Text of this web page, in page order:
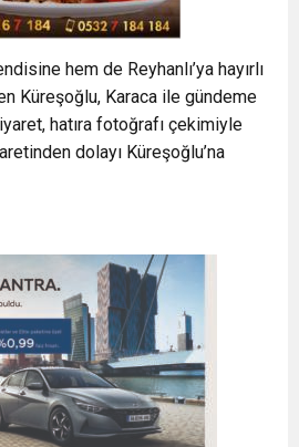
hem de Reyhanlı’ya hayırlı
Küreşoğlu, Karaca ile gündeme
hatıra fotoğrafı çekimiyle
dolayı Küreşoğlu’na